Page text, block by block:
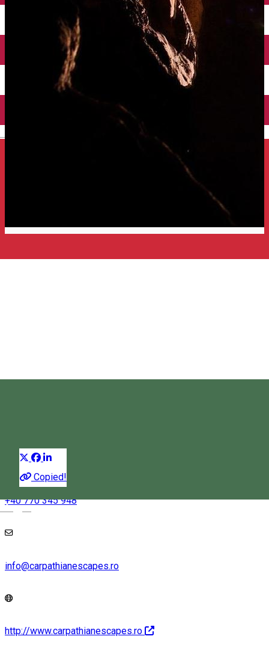
Magyar
Închirieri de biciclete
Şugău
Copied!
+40 770 345 948
info@carpathianescapes.ro
http://www.carpathianescapes.ro